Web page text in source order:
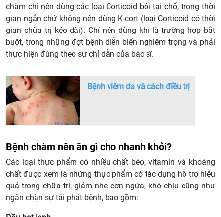
chàm chỉ nên dùng các loại Corticoid bôi tại chổ, trong thời
gian ngắn chứ không nên dùng K-cort (loại Corticoid có thời
gian chữa trị kéo dài). Chỉ nên dùng khi là trường hợp bắt
buột, trong những đợt bệnh diễn biến nghiêm trọng và phải
thực hiện đúng theo sự chỉ dẫn của bác sĩ.
Bệnh viêm da và cách điều trị
Bệnh chàm nên ăn gì cho nhanh khỏi?
Các loại thực phẩm có nhiều chất béo, vitamin và khoáng
chất được xem là những thực phẩm có tác dụng hỗ trợ hiệu
quả trong chữa trị, giảm nhẹ cơn ngứa, khó chịu cũng như
ngăn chặn sự tái phát bệnh, bao gồm: